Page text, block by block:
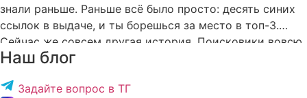
знали раньше. Раньше всё было просто: десять синих
ссылок в выдаче, и ты борешься за место в топ-3.
Сейчас же совсем другая история. Поисковики вовсю
используют генеративные ИИ-модели. Они сами
сразу вверху страницы, на самом […]
Наш блог
Задайте вопрос в ТГ